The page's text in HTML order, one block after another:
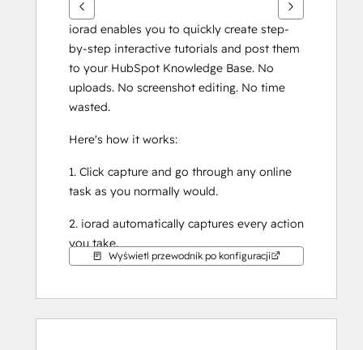
iorad enables you to quickly create step-
by-step interactive tutorials and post them
to your HubSpot Knowledge Base. No
uploads. No screenshot editing. No time
wasted.
Here's how it works:
1. Click capture and go through any online
task as you normally would.
2. iorad automatically captures every action
you take.
generate an interactive tutorial and post it
Wyświetl przewodnik po konfiguracji